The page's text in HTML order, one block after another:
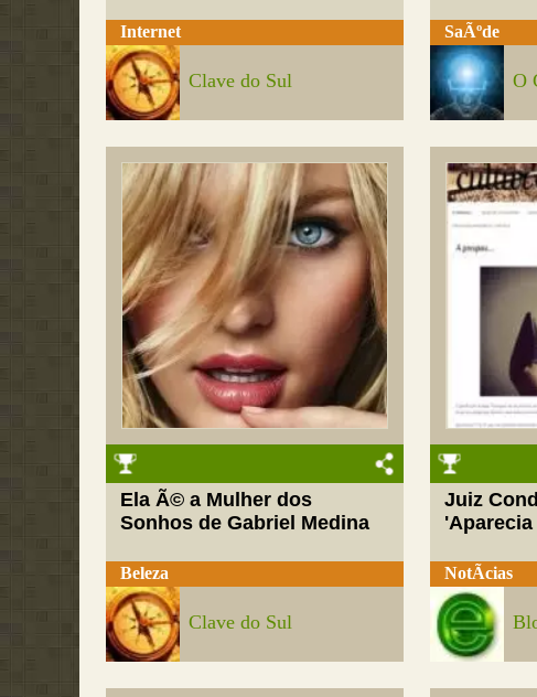
Internet
Clave do Sul
SaÃºde
O
Ela Ã© a Mulher dos
Sonhos de Gabriel Medina
Beleza
Clave do Sul
Juiz
'Aparecia
NotÃ­cias